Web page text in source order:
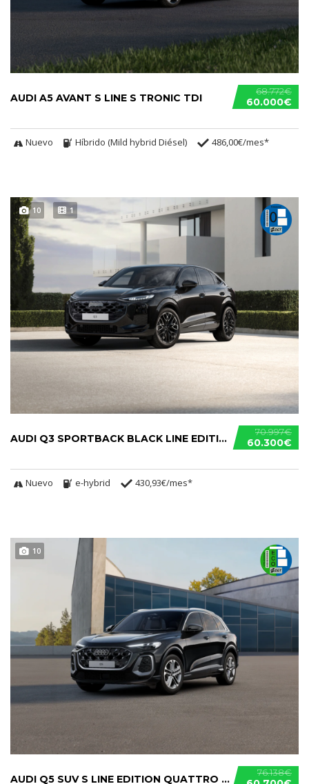
68.772€
60.000€
AUDI A5 AVANT S LINE S TRONIC TDI
Nuevo Híbrido (Mild hybrid Diésel) 486,00€/mes*
10 1
70.997€
60.300€
AUDI Q3 SPORTBACK BLACK LINE EDITION E-HYBRID
Nuevo e-hybrid 430,93€/mes*
10
76.138€
AUDI Q5 SUV S LINE EDITION QUATTRO S TRONIC TDI